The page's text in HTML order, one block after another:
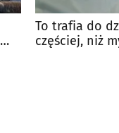
To trafia do
częściej, niż